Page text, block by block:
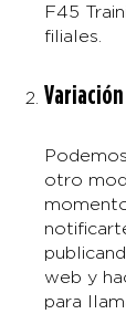
F45
filiales.
otro
web y
para